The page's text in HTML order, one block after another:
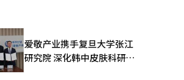
爱敬产业携手复旦大学张江
研究院 深化韩中皮肤科研合